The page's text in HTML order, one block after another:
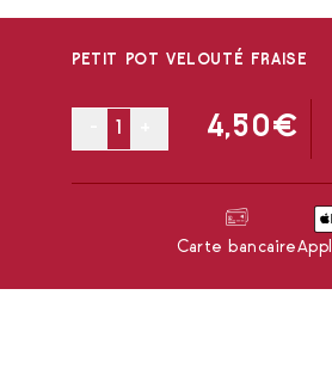
PETIT POT VELOUTÉ FRAISE
4,50€
Carte bancaire